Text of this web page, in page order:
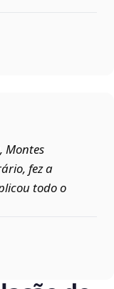
Montes
fez a
todo o